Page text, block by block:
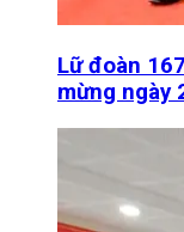
Lữ đoàn
mừng ngày